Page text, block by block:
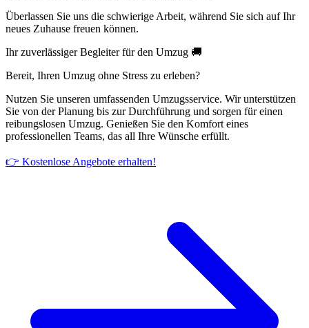
Überlassen Sie uns die schwierige Arbeit, während Sie sich auf Ihr
neues Zuhause freuen können.
Ihr zuverlässiger Begleiter für den Umzug 🚚
Bereit, Ihren Umzug ohne Stress zu erleben?
Nutzen Sie unseren umfassenden Umzugsservice. Wir unterstützen
Sie von der Planung bis zur Durchführung und sorgen für einen
reibungslosen Umzug. Genießen Sie den Komfort eines
professionellen Teams, das all Ihre Wünsche erfüllt.
👉 Kostenlose Angebote erhalten!